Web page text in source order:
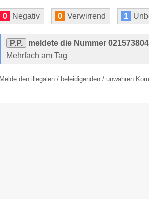
0 Negativ 0 Verwirrend 1
P.P.
meldete die Nummer
Mehrfach am Tag
Melde den illegalen / beleidigenden / unwahren